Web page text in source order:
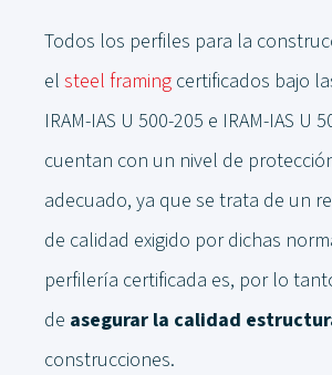
Todos los perfiles para la
el steel framing certificados bajo
IRAM-IAS U 500-205 e IRAM-IAS U
cuentan con un nivel de
adecuado, ya que se trata de un
de calidad exigido por dichas
perfilería certificada es, por lo
de asegurar la calidad
construcciones.